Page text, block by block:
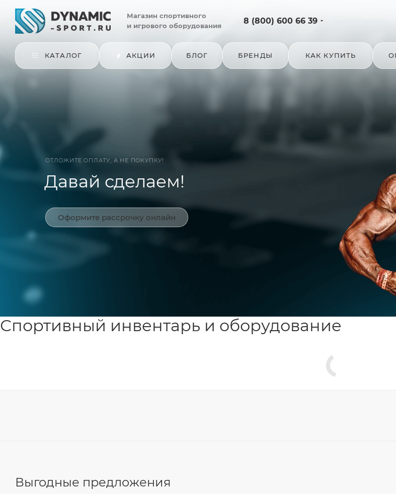
Магазин спортивного
и игрового оборудования
8 (800) 600 66 39
КАТАЛОГ АКЦИИ БЛОГ БРЕНДЫ КАК КУПИТЬ
ОТЛОЖИТЕ ОПЛАТУ, А НЕ ПОКУПКУ!
Давай сделаем!
Оформите рассрочку онлайн
Спортивный инвентарь и оборудование
Выгодные предложения